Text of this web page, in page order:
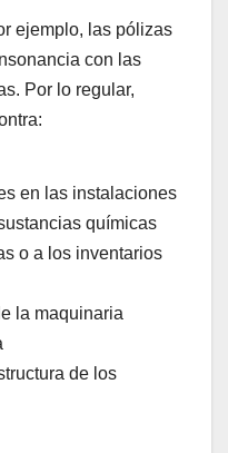
ejemplo, las pólizas
con las
Por lo regular,
en las instalaciones
químicas
o a los inventarios
la maquinaria
de los